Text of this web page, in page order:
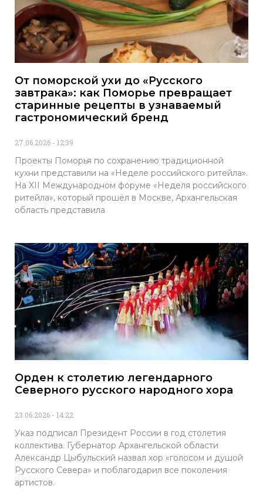
От поморской ухи до «Русского
завтрака»: как Поморье превращает
старинные рецепты в узнаваемый
гастрономический бренд
27.06.2026 12:39
Проекты Поморья по сохранению традиционной
кухни представили на «Неделе российского ритейла».
На XII Международном форуме «Неделя российского
ритейла», который прошёл в Москве, Архангельская
область представила
Орден к столетию легендарного
Северного русского народного хора
23.06.2026 14:22
Указ подписал Президент России в год столетия
коллектива. Губернатор Архангельской области
Александр Цыбульский назвал хор «голосом и душой
Русского Севера» и поблагодарил все поколения
артистов.